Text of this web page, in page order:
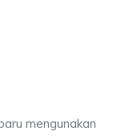
mengunakan